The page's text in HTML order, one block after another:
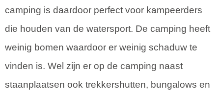
camping is daardoor perfect voor kampeerders
die houden van de watersport. De camping heeft
weinig bomen waardoor er weinig schaduw te
vinden is. Wel zijn er op de camping naast
staanplaatsen ook trekkershutten, bungalows en